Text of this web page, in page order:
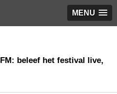
MENU
beleef het festival live,